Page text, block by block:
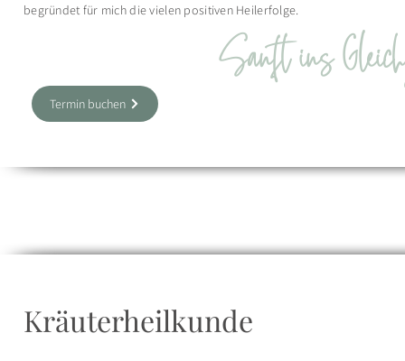
begründet für mich die vielen positiven Heilerfolge.
Sanft ins
Termin buchen
Kräuterheilkunde